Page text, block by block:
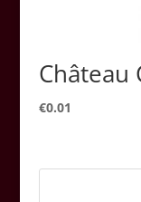
Château
€0.01